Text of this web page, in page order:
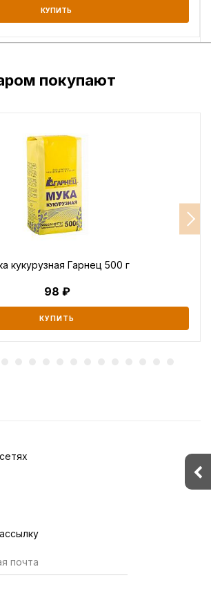
КУПИТЬ
покупают
кукурузная Гарнец 500 г
98
КУПИТЬ